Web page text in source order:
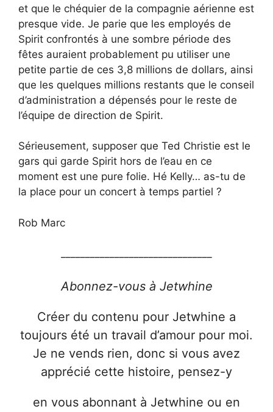
et que le chéquier de la compagnie aérienne est
presque vide. Je parie que les employés de
Spirit confrontés à une sombre période des
fêtes auraient probablement pu utiliser une
petite partie de ces 3,8 millions de dollars, ainsi
que les quelques millions restants que le conseil
d’administration a dépensés pour le reste de
l’équipe de direction de Spirit.
Sérieusement, supposer que Ted Christie est le
gars qui garde Spirit hors de l’eau en ce
moment est une pure folie. Hé Kelly… as-tu de
la place pour un concert à temps partiel ?
Rob Marc
Abonnez-vous à Jetwhine
Créer du contenu pour Jetwhine a
toujours été un travail d’amour pour moi.
Je ne vends rien, donc si vous avez
apprécié cette histoire, pensez-y
en vous abonnant à Jetwhine ou en